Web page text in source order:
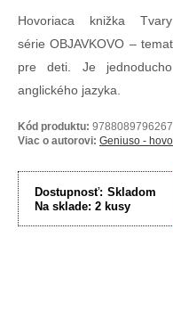
Hovoriaca knižka
série OBJAVKOVO –
pre deti. Je
anglického jazyka.
Kód produktu: 9788089796267
Viac o autorovi: Geniuso -
Dostupnosť: Skladom
Na sklade: 2 kusy